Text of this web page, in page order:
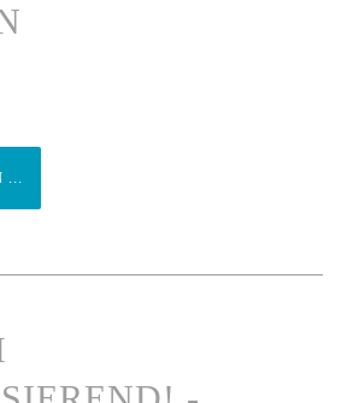
...